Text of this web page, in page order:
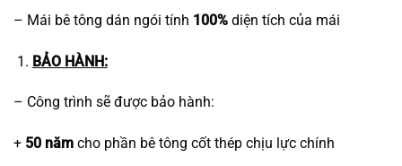
– Mái bê tông dán ngói tính 100% diện tích của mái
BẢO HÀNH:
– Công trình sẽ được bảo hành:
+ 50 năm cho phần bê tông cốt thép chịu lực chính